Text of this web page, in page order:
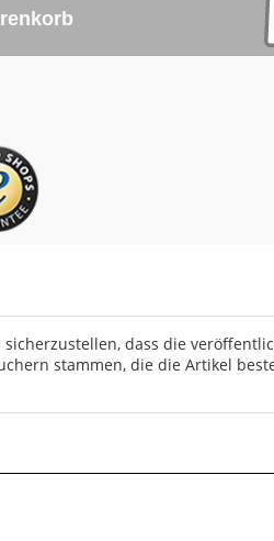
dass die
stammen, die die Artikel